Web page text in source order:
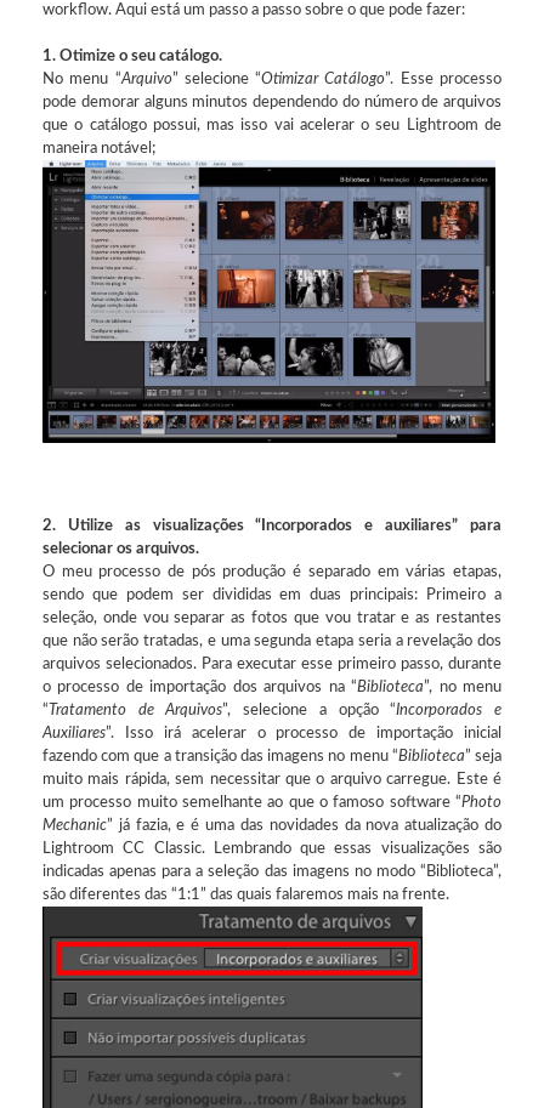
workflow. Aqui está um passo a passo sobre o que pode fazer:
1. Otimize o seu catálogo.
No menu “Arquivo” selecione “Otimizar Catálogo”. Esse processo
pode demorar alguns minutos dependendo do número de arquivos
que o catálogo possui, mas isso vai acelerar o seu Lightroom de
maneira notável;
2. Utilize as visualizações “Incorporados e auxiliares” para
selecionar os arquivos.
O meu processo de pós produção é separado em várias etapas,
sendo que podem ser divididas em duas principais: Primeiro a
seleção, onde vou separar as fotos que vou tratar e as restantes
que não serão tratadas, e uma segunda etapa seria a revelação dos
arquivos selecionados. Para executar esse primeiro passo, durante
o processo de importação dos arquivos na “Biblioteca”, no menu
“ Tratamento de Arquivos”, selecione a opção “Incorporados e
Auxiliares”. Isso irá acelerar o processo de importação inicial
fazendo com que a transição das imagens no menu “Biblioteca” seja
muito mais rápida, sem necessitar que o arquivo carregue. Este é
um processo muito semelhante ao que o famoso software “Photo
Mechanic” já fazia, e é uma das novidades da nova atualização do
Lightroom CC Classic. Lembrando que essas visualizações são
indicadas apenas para a seleção das imagens no modo “Biblioteca”,
são diferentes das “1:1” das quais falaremos mais na frente.